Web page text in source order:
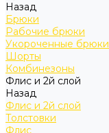
Назад
Брюки
Рабочие брюки
Укороченные брюки
Шорты
Комбинезоны
Флис и 2й слой
Назад
Флис и 2й слой
Толстовки
Флис